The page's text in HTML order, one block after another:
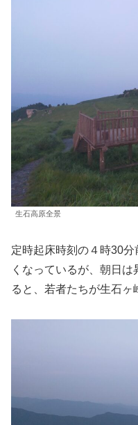
生石高原全景
定時起床時刻の４時30
くなっているが、朝日
ると、若者たちが生石ヶ